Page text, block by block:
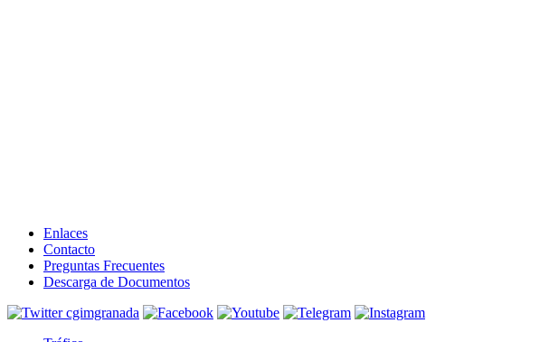
Enlaces
Contacto
Preguntas Frecuentes
Descarga de Documentos